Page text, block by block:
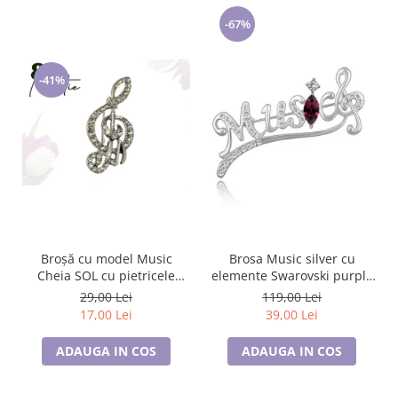
-41%
Broșă cu model Music
Cheia SOL cu pietricele
albe, SC23.084
29,00 Lei
17,00 Lei
ADAUGA IN COS
-67%
Brosa Music silver cu
elemente Swarovski purple
si placata cu aur 18K
garantie 6 luni
119,00 Lei
39,00 Lei
ADAUGA IN COS